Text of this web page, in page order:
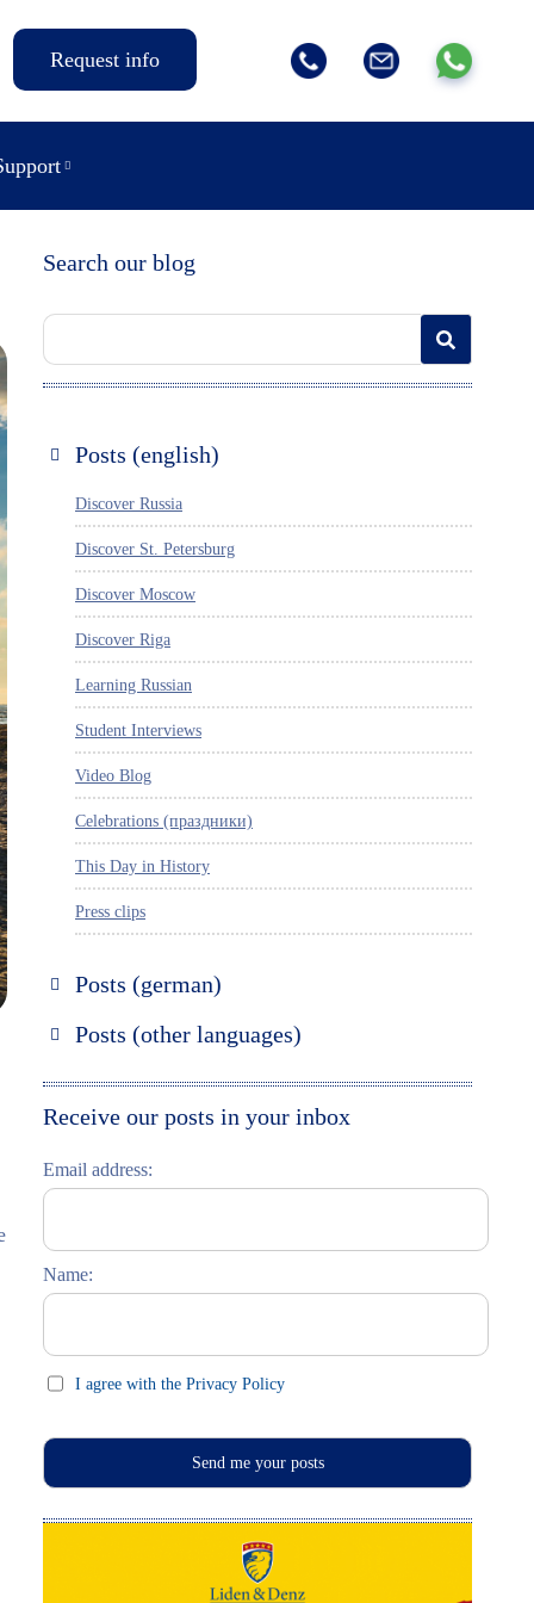
Request info
Search our blog
Posts (english)
Discover Russia
Discover St. Petersburg
Discover Moscow
Discover Riga
Learning Russian
Student Interviews
Video Blog
Celebrations (праздники)
This Day in History
Press clips
Posts (german)
Moskau entdecken
Posts (other languages)
Italiano
Receive our posts in your inbox
Email address:
Name:
I agree with the Privacy Policy